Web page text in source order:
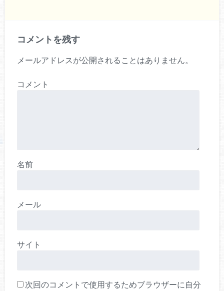
コメントを残す
メールアドレスが公開されることはありません。
コメント
名前
メール
サイト
次回のコメントで使用するためブラウザーに自分